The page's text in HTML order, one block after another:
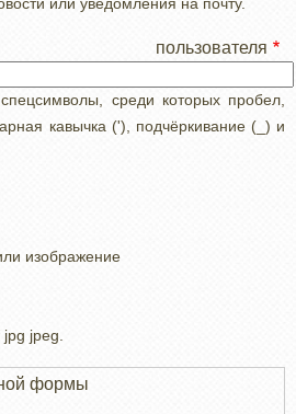
или уведомления на почту.
среди которых пробел,
кавычка ('), подчёркивание (_) и
изображение
jpeg.
формы